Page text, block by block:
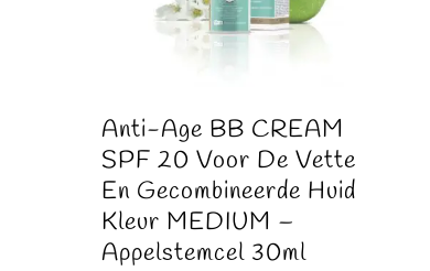
Anti-Age BB CREAM
SPF 20 Voor De Vette
En Gecombineerde Huid
Kleur MEDIUM –
Appelstemcel 30ml